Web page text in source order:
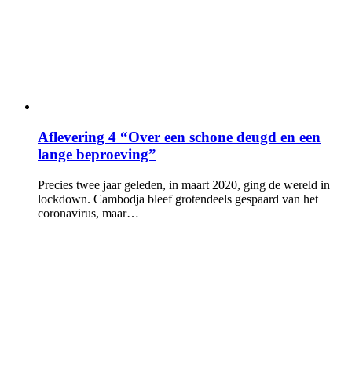
Aflevering 4 “Over een schone deugd en een
lange beproeving”
Precies twee jaar geleden, in maart 2020, ging de wereld in
lockdown. Cambodja bleef grotendeels gespaard van het
coronavirus, maar…